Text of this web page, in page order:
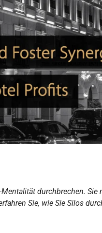
durchbrechen. Sie
Sie, wie Sie Silos